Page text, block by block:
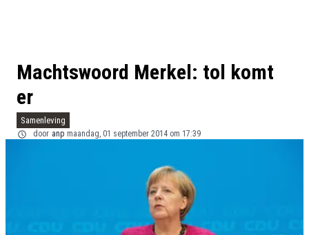
Machtswoord Merkel: tol komt
er
Samenleving
door anp maandag, 01 september 2014 om 17:39